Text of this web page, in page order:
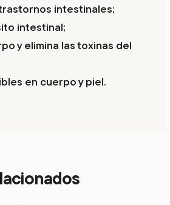
intestinales;
intestinal;
y elimina las toxinas del
en cuerpo y piel.